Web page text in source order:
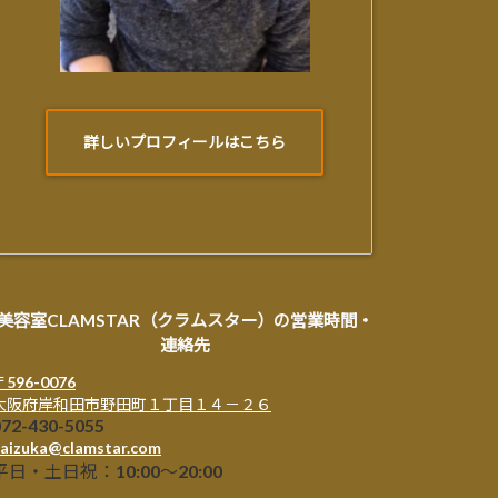
詳しいプロフィールはこちら
容室CLAMSTAR（クラムスター）の営業時間・
連絡先
596-0076
阪府岸和田市野田町１丁目１４－２６
430-5055
日・土日祝：10:00～20:00